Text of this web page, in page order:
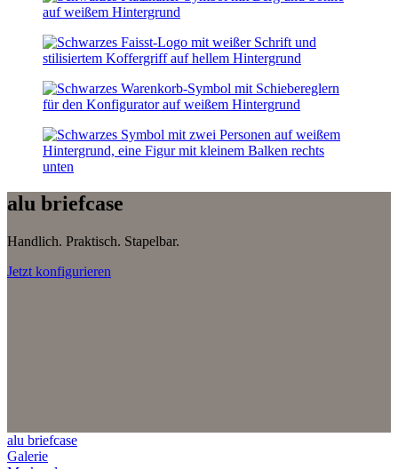
alu briefcase
Handlich. Praktisch. Stapelbar.
Jetzt konfigurieren
alu briefcase
Galerie